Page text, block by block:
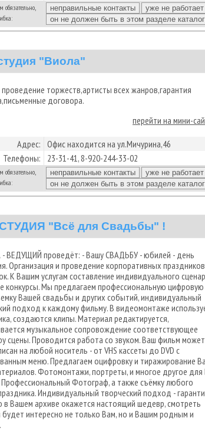
обязательно,
"Виола"
торжеств,артисты всех жанров,гарантия
договора.
перейти на мини-
Адрес: Офис находится на ул.Мичурина,46
Телефоны:
23-31-41, 8-920-244-33-02
обязательно,
"Всё для Свадьбы" !
ВЕДУЩИЙ проведёт: - Вашу СВАДЬБУ - юбилей - день
Организация и проведение корпоративных
К Вашим услугам составление индивидуального
конкурсы. Мы предлагаем профессиональную цифровую
Вашей свадьбы и других событий, индивидуальный
подход к каждому фильму. В видеомонтаже
создаются клипы. Материал редактируется,
музыкальное сопровождение соответствующее
сцены. Проводится работа со звуком. Ваш фильм может
на любой носитель - от VHS кассеты до DVD с
меню. Предлагаем оцифровку и тиражирование
Фотомонтажи, портреты, и многое другое для
Фотограф, а также съёмку любого
Индивидуальный творческий подход -
в Вашем архиве окажется настоящий шедевр, смотреть
интересно не только Вам, но и Вашим родным и